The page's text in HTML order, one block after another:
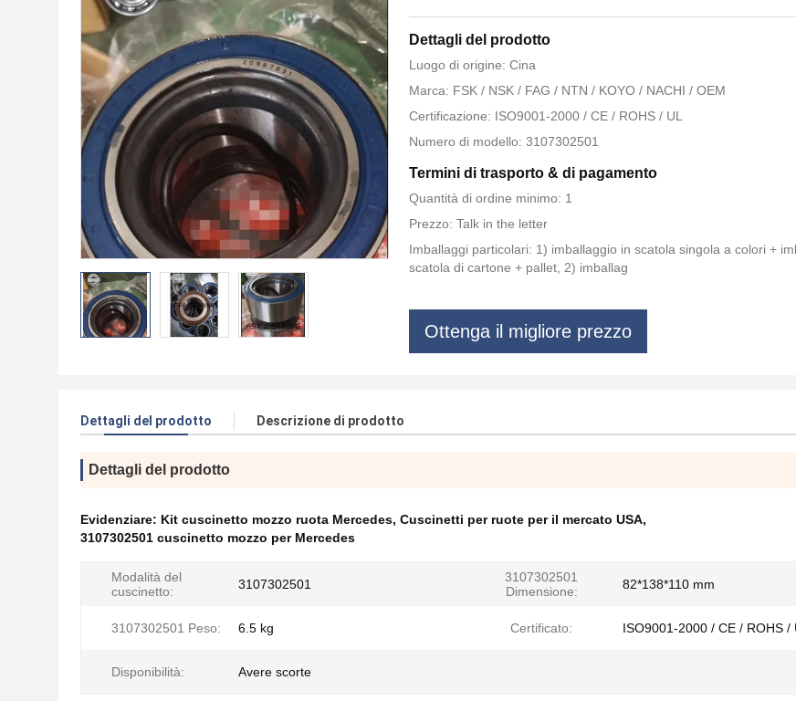
Dettagli del prodotto
Luogo di origine: Cina
Marca: FSK / NSK / FAG / NTN / KOYO / NACHI / OEM
Certificazione: ISO9001-2000 / CE / ROHS / UL
Numero di modello: 3107302501
Termini di trasporto & di pagamento
Quantità di ordine minimo: 1
Prezzo: Talk in the letter
Imballaggi particolari: 1) imballaggio in scatola singola a colori +
scatola di cartone + pallet, 2) imballag
Ottenga il migliore prezzo
Dettagli del prodotto Descrizione di prodotto
Dettagli del prodotto
Evidenziare: Kit cuscinetto mozzo ruota Mercedes, Cuscinetti per ruote per il mercato USA,
3107302501 cuscinetto mozzo per Mercedes
Modalità del
cuscinetto:
3107302501
3107302501
Dimensione:
82*138*110 mm
3107302501 Peso: 6.5 kg Certificato: ISO9001-2000 / CE / ROHS /
Disponibilità: Avere scorte